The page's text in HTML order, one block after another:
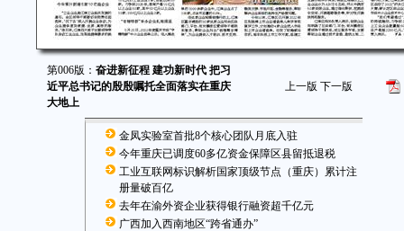
第006版： 奋进新征程 建功新时代 把习
近平总书记的殷殷嘱托全面落实在重庆
大地上
上一版 下一版
金凤实验室首批8个核心团队月底入驻
今年重庆已调度60多亿资金保障区县留抵退税
工业互联网标识解析国家顶级节点（重庆）累计注
册量破百亿
去年在渝外资企业获得银行融资超千亿元
广西加入西南地区“跨省通办”